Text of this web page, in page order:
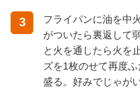
3
フライパンに油を中
がついたら裏返して
と火を通したら火を
ズを1枚のせて再度
盛る。好みでじゃが